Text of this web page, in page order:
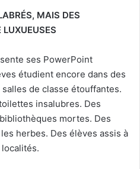
MAIS DES
LUXUEUSES
ses PowerPoint
étudient encore dans des
de classe étouffantes.
insalubres. Des
mortes. Des
herbes. Des élèves assis à